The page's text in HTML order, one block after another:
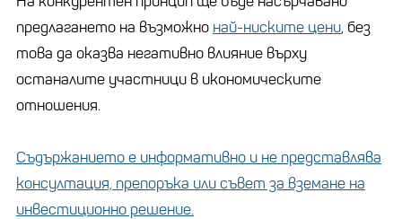
предлагането на възможно най-ниските цени, без
това да оказва негативно влияние върху
останалите участници в икономическите
отношения.
Съдържанието е информативно и не представлява
консултация, препоръка или съвет за вземане на
инвестиционно решение.